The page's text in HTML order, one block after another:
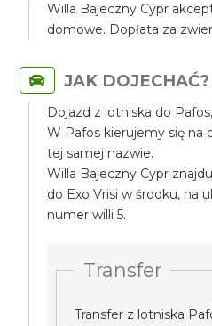
Willa Bajeczny Cypr
domowe. Dopłata za
JAK DOJECHAĆ?
Dojazd z lotniska do
W Pafos kierujemy się na
tej samej nazwie.
Willa Bajeczny Cypr
do Exo Vrisi w środku, na
numer willi 5.
Transfer
Transfer z lotniska